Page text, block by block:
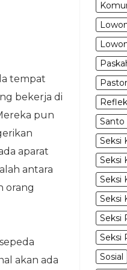
tempat
bekerja di
pun
aparat
antara
orang
akan ada
Santo
Seksi
Seksi
Seksi
Seksi
Seksi
Seksi
Sosial